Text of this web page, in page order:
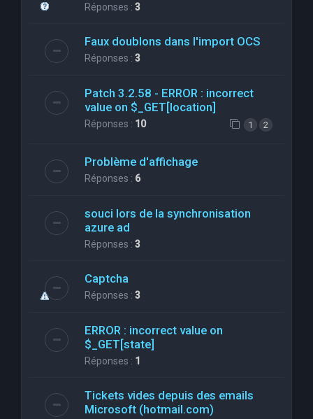
Réponses : 3
Faux doublons dans l'import OCS
Réponses : 3
Patch 3.2.58 - ERROR : incorrect
value on $_GET[location]
Réponses : 10 1 2
Problème d'affichage
Réponses : 6
souci lors de la synchronisation
azure ad
Réponses : 3
Captcha
Réponses : 3
ERROR : incorrect value on
$_GET[state]
Réponses : 1
Tickets vides depuis des emails
Microsoft (hotmail.com)